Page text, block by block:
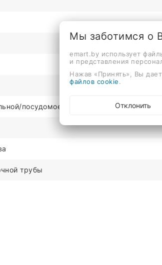
посудомоечной машины
трубы
Мы заботимся о
emart.by использует
и представления
Нажав «Принять», Вы
файлов cookie
Отклонить